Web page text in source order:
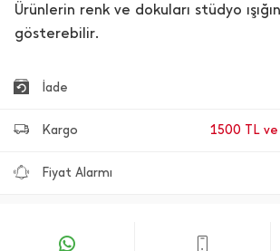
Ürünlerin renk ve dokuları stüdyo
gösterebilir.
İade
Kargo 1500 TL
Fiyat Alarmı